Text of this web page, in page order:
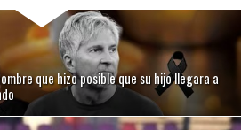
que hizo posible que su hijo llegara a